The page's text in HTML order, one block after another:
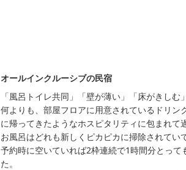
オールインクルーシブの民宿
「風呂トイレ共同」「壁が薄い」「床がきし
何よりも、部屋フロアに用意されているドリ
に帰ってきたようなホスピタリティに包まれて
お風呂はどれも新しくピカピカに掃除されてい
予約時に空いていれば2枠連続で1時間分とっ
た。